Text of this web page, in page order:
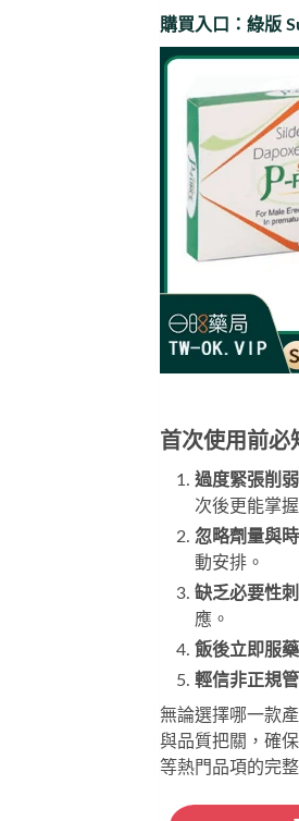
購買入口： 綠版
首次使用前必
過度緊張削
次後更能掌
忽略劑量與
動安排。
缺乏必要性
應。
飯後立即服藥
輕信非正規
無論選擇哪一款
與品質把關，確
等熱門品項的完整